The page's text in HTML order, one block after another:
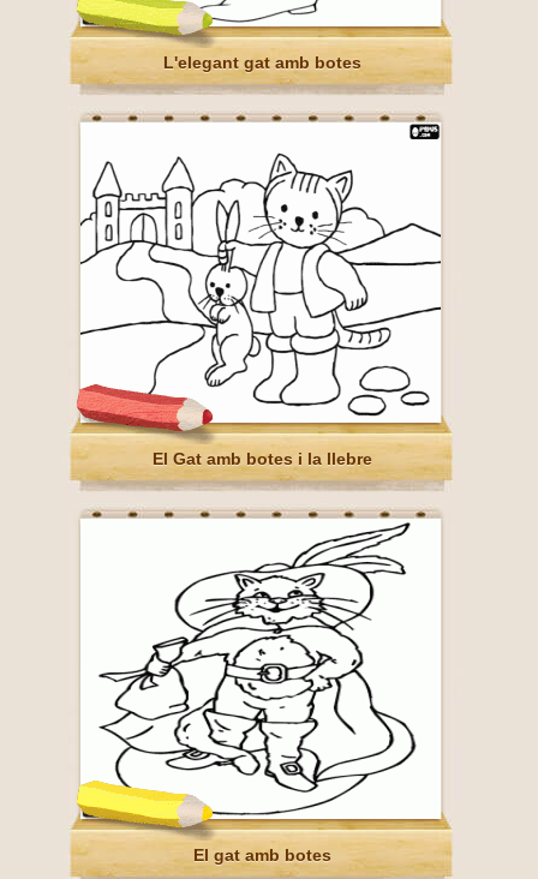
L'elegant gat amb botes
El Gat amb botes i la llebre
El gat amb botes